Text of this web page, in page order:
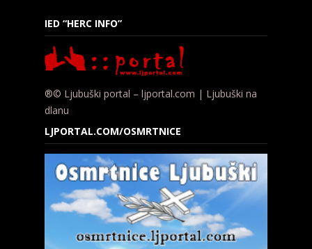
IED “HERC INFO”
®© Ljubuški portal – ljportal.com | Ljubuški na
dlanu
LJPORTAL.COM/OSMRTNICE